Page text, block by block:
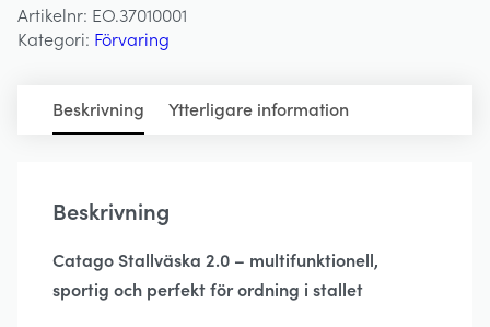
Bag
2.0
mängd
Artikelnr: EO.37010001
Kategori: Förvaring
Beskrivning Ytterligare information
Beskrivning
Catago Stallväska 2.0 – multifunktionell,
sportig och perfekt för ordning i stallet